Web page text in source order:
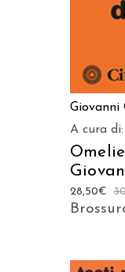
Giovanni
A cura di:
28,50€